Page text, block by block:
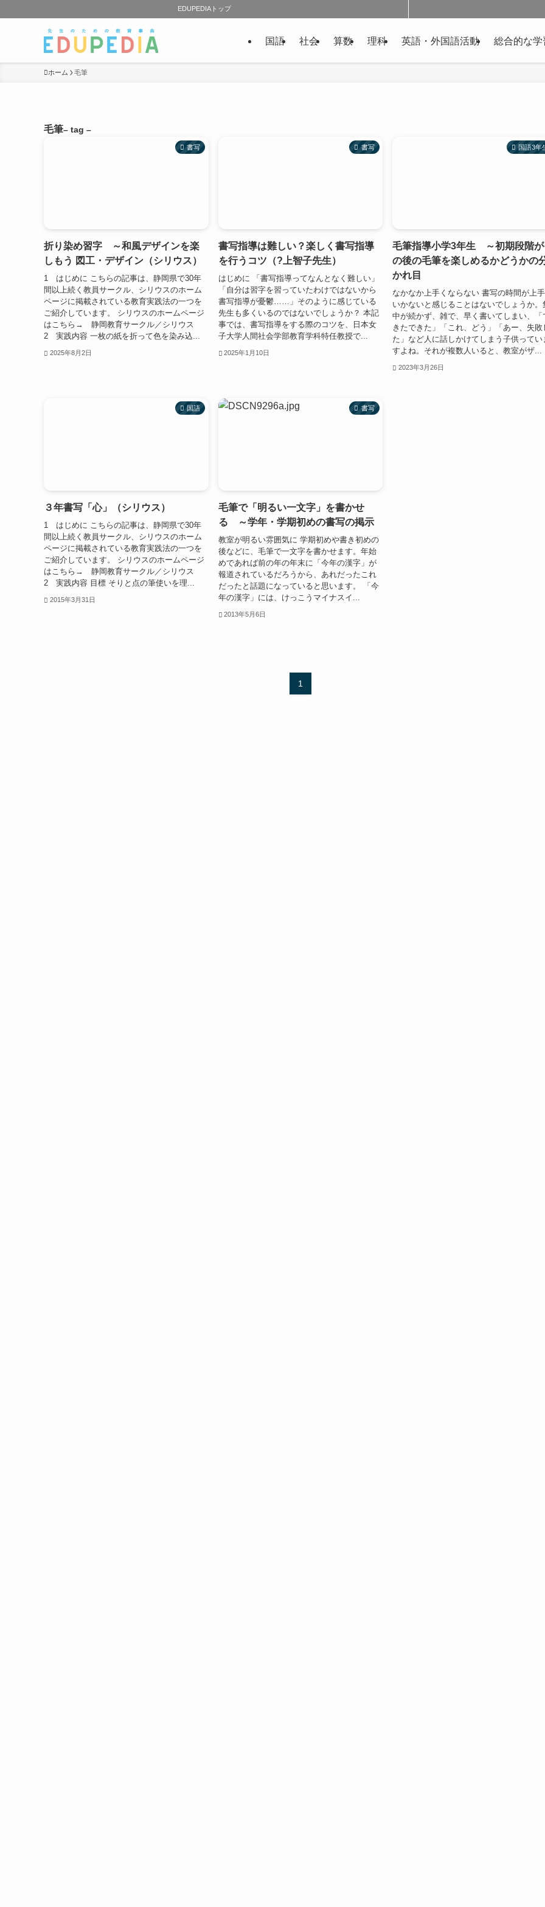
EDUPEDIAトップ
国語 社会 算数 理科 英語・外国語活動 総合的な学
ホーム 毛筆
毛筆– tag –
書写
折り染め習字 ～和風デザインを楽
しもう 図工・デザイン（シリウス）
1 はじめに こちらの記事は、静岡県で30年
間以上続く教員サークル、シリウスのホーム
ページに掲載されている教育実践法の一つを
ご紹介しています。 シリウスのホームページ
はこちら→ 静岡教育サークル／シリウス
2 実践内容 一枚の紙を折って色を染み込...
2025年8月2日
書写
書写指導は難しい？楽しく書写指導
を行うコツ（?上智子先生）
はじめに 「書写指導ってなんとなく難しい」
「自分は習字を習っていたわけではないから
書写指導が憂鬱……」そのように感じている
先生も多くいるのではないでしょうか？ 本記
事では、書写指導をする際のコツを、日本女
子大学人間社会学部教育学科特任教授で...
2025年1月10日
国語3年
毛筆指導小学3年生 ～初期段階
の後の毛筆を楽しめるかどうかの
かれ目
なかなか上手くならない 書写の時間が上
いかないと感じることはないでしょうか。
中が続かず、雑で、早く書いてしまい、「
きたできた」「これ、どう」「あー、失敗
た」など人に話しかけてしまう子供ってい
すよね。それが複数人いると、教室がザ...
2023年3月26日
国語
３年書写「心」（シリウス）
1 はじめに こちらの記事は、静岡県で30年
間以上続く教員サークル、シリウスのホーム
ページに掲載されている教育実践法の一つを
ご紹介しています。 シリウスのホームページ
はこちら→ 静岡教育サークル／シリウス
2 実践内容 目標 そりと点の筆使いを理...
2015年3月31日
書写
毛筆で「明るい一文字」を書かせ
る ～学年・学期初めの書写の掲示
教室が明るい雰囲気に 学期初めや書き初めの
後などに、毛筆で一文字を書かせます。年始
めであれば前の年の年末に「今年の漢字」が
報道されているだろうから、あれだったこれ
だったと話題になっていると思います。 「今
年の漢字」には、けっこうマイナスイ...
2013年5月6日
1